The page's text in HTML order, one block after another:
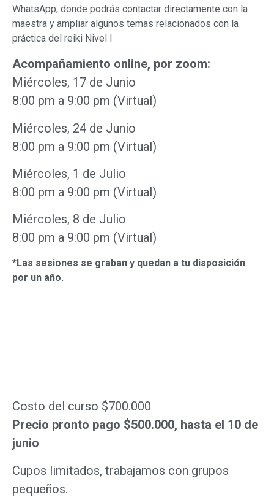
WhatsApp, donde podrás contactar directamente con la
maestra y ampliar algunos temas relacionados con la
práctica del reiki Nivel I
Acompañamiento online, por zoom:
Miércoles, 17 de Junio
8:00 pm a 9:00 pm (Virtual)
Miércoles, 24 de Junio
8:00 pm a 9:00 pm (Virtual)
Miércoles, 1 de Julio
8:00 pm a 9:00 pm (Virtual)
Miércoles, 8 de Julio
8:00 pm a 9:00 pm (Virtual)
*Las sesiones se graban y quedan a tu disposición
por un año.
Costo del curso $700.000
Precio pronto pago $500.000, hasta el 10 de
junio
Cupos limitados, trabajamos con grupos
pequeños.